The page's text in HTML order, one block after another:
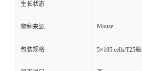
生长状态
物种来源 Mouse
包装规格 5×105 cells/T25瓶